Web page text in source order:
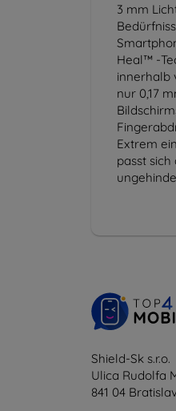
3 mm
Heal™ -
innerhalb
nur 0,17
Extrem
passt
Shield-Sk s.r.o.
Ulica Rudolfa
841 04